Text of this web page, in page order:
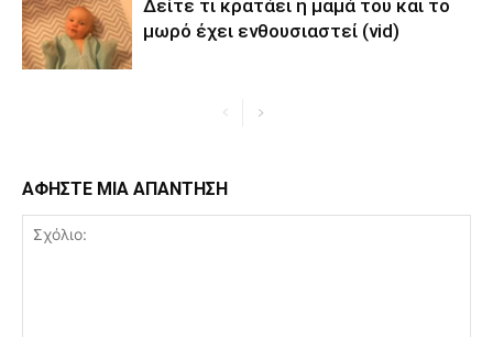
Δείτε τι κρατάει η μαμά του και το
μωρό έχει ενθουσιαστεί (vid)
ΑΦΗΣΤΕ ΜΙΑ ΑΠΑΝΤΗΣΗ